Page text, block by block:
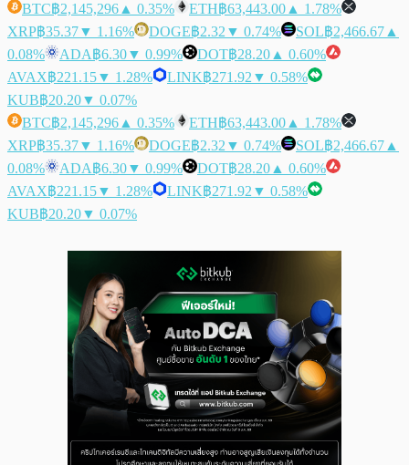
BTC฿2,145,296 ▲ 0.35% ETH฿63,443.00 ▲ 1.78%
XRP฿35.37▼ 1.16% DOGE฿2.32 ▼ 0.74% SOL฿2,466.67 ▲
0.08%
ADA฿6.30▼ 0.99% DOT฿28.20 ▲ 0.60%
AVAX฿221.15▼ 1.28% LINK฿271.92 ▼ 0.58%
KUB฿20.20▼ 0.07%
BTC฿2,145,296 ▲ 0.35% ETH฿63,443.00 ▲ 1.78%
XRP฿35.37▼ 1.16% DOGE฿2.32 ▼ 0.74% SOL฿2,466.67 ▲
0.08%
ADA฿6.30▼ 0.99% DOT฿28.20 ▲ 0.60%
AVAX฿221.15▼ 1.28% LINK฿271.92 ▼ 0.58%
KUB฿20.20▼ 0.07%